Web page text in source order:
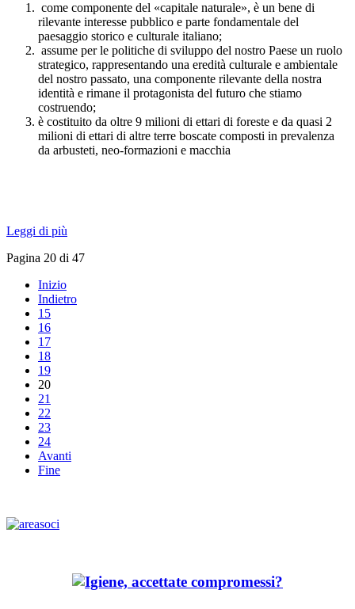
come componente del «capitale naturale», è un bene di
rilevante interesse pubblico e parte fondamentale del
paesaggio storico e culturale italiano;
assume per le politiche di sviluppo del nostro Paese un ruolo
strategico, rappresentando una eredità culturale e ambientale
del nostro passato, una componente rilevante della nostra
identità e rimane il protagonista del futuro che stiamo
costruendo;
è costituito da oltre 9 milioni di ettari di foreste e da quasi 2
milioni di ettari di altre terre boscate composti in prevalenza
da arbusteti, neo-formazioni e macchia
Leggi di più
Pagina 20 di 47
Inizio
Indietro
15
16
17
18
19
20
21
22
23
24
Avanti
Fine